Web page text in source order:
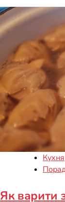
Кухня
Як варити